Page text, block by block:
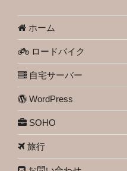
ホーム
ロードバイク
自宅サーバー
WordPress
SOHO
旅行